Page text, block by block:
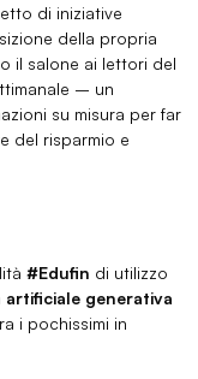
di iniziative
della propria
il salone ai lettori del
– un
su misura per far
del risparmio e
#Edufin di utilizzo
artificiale generativa
i pochissimi in